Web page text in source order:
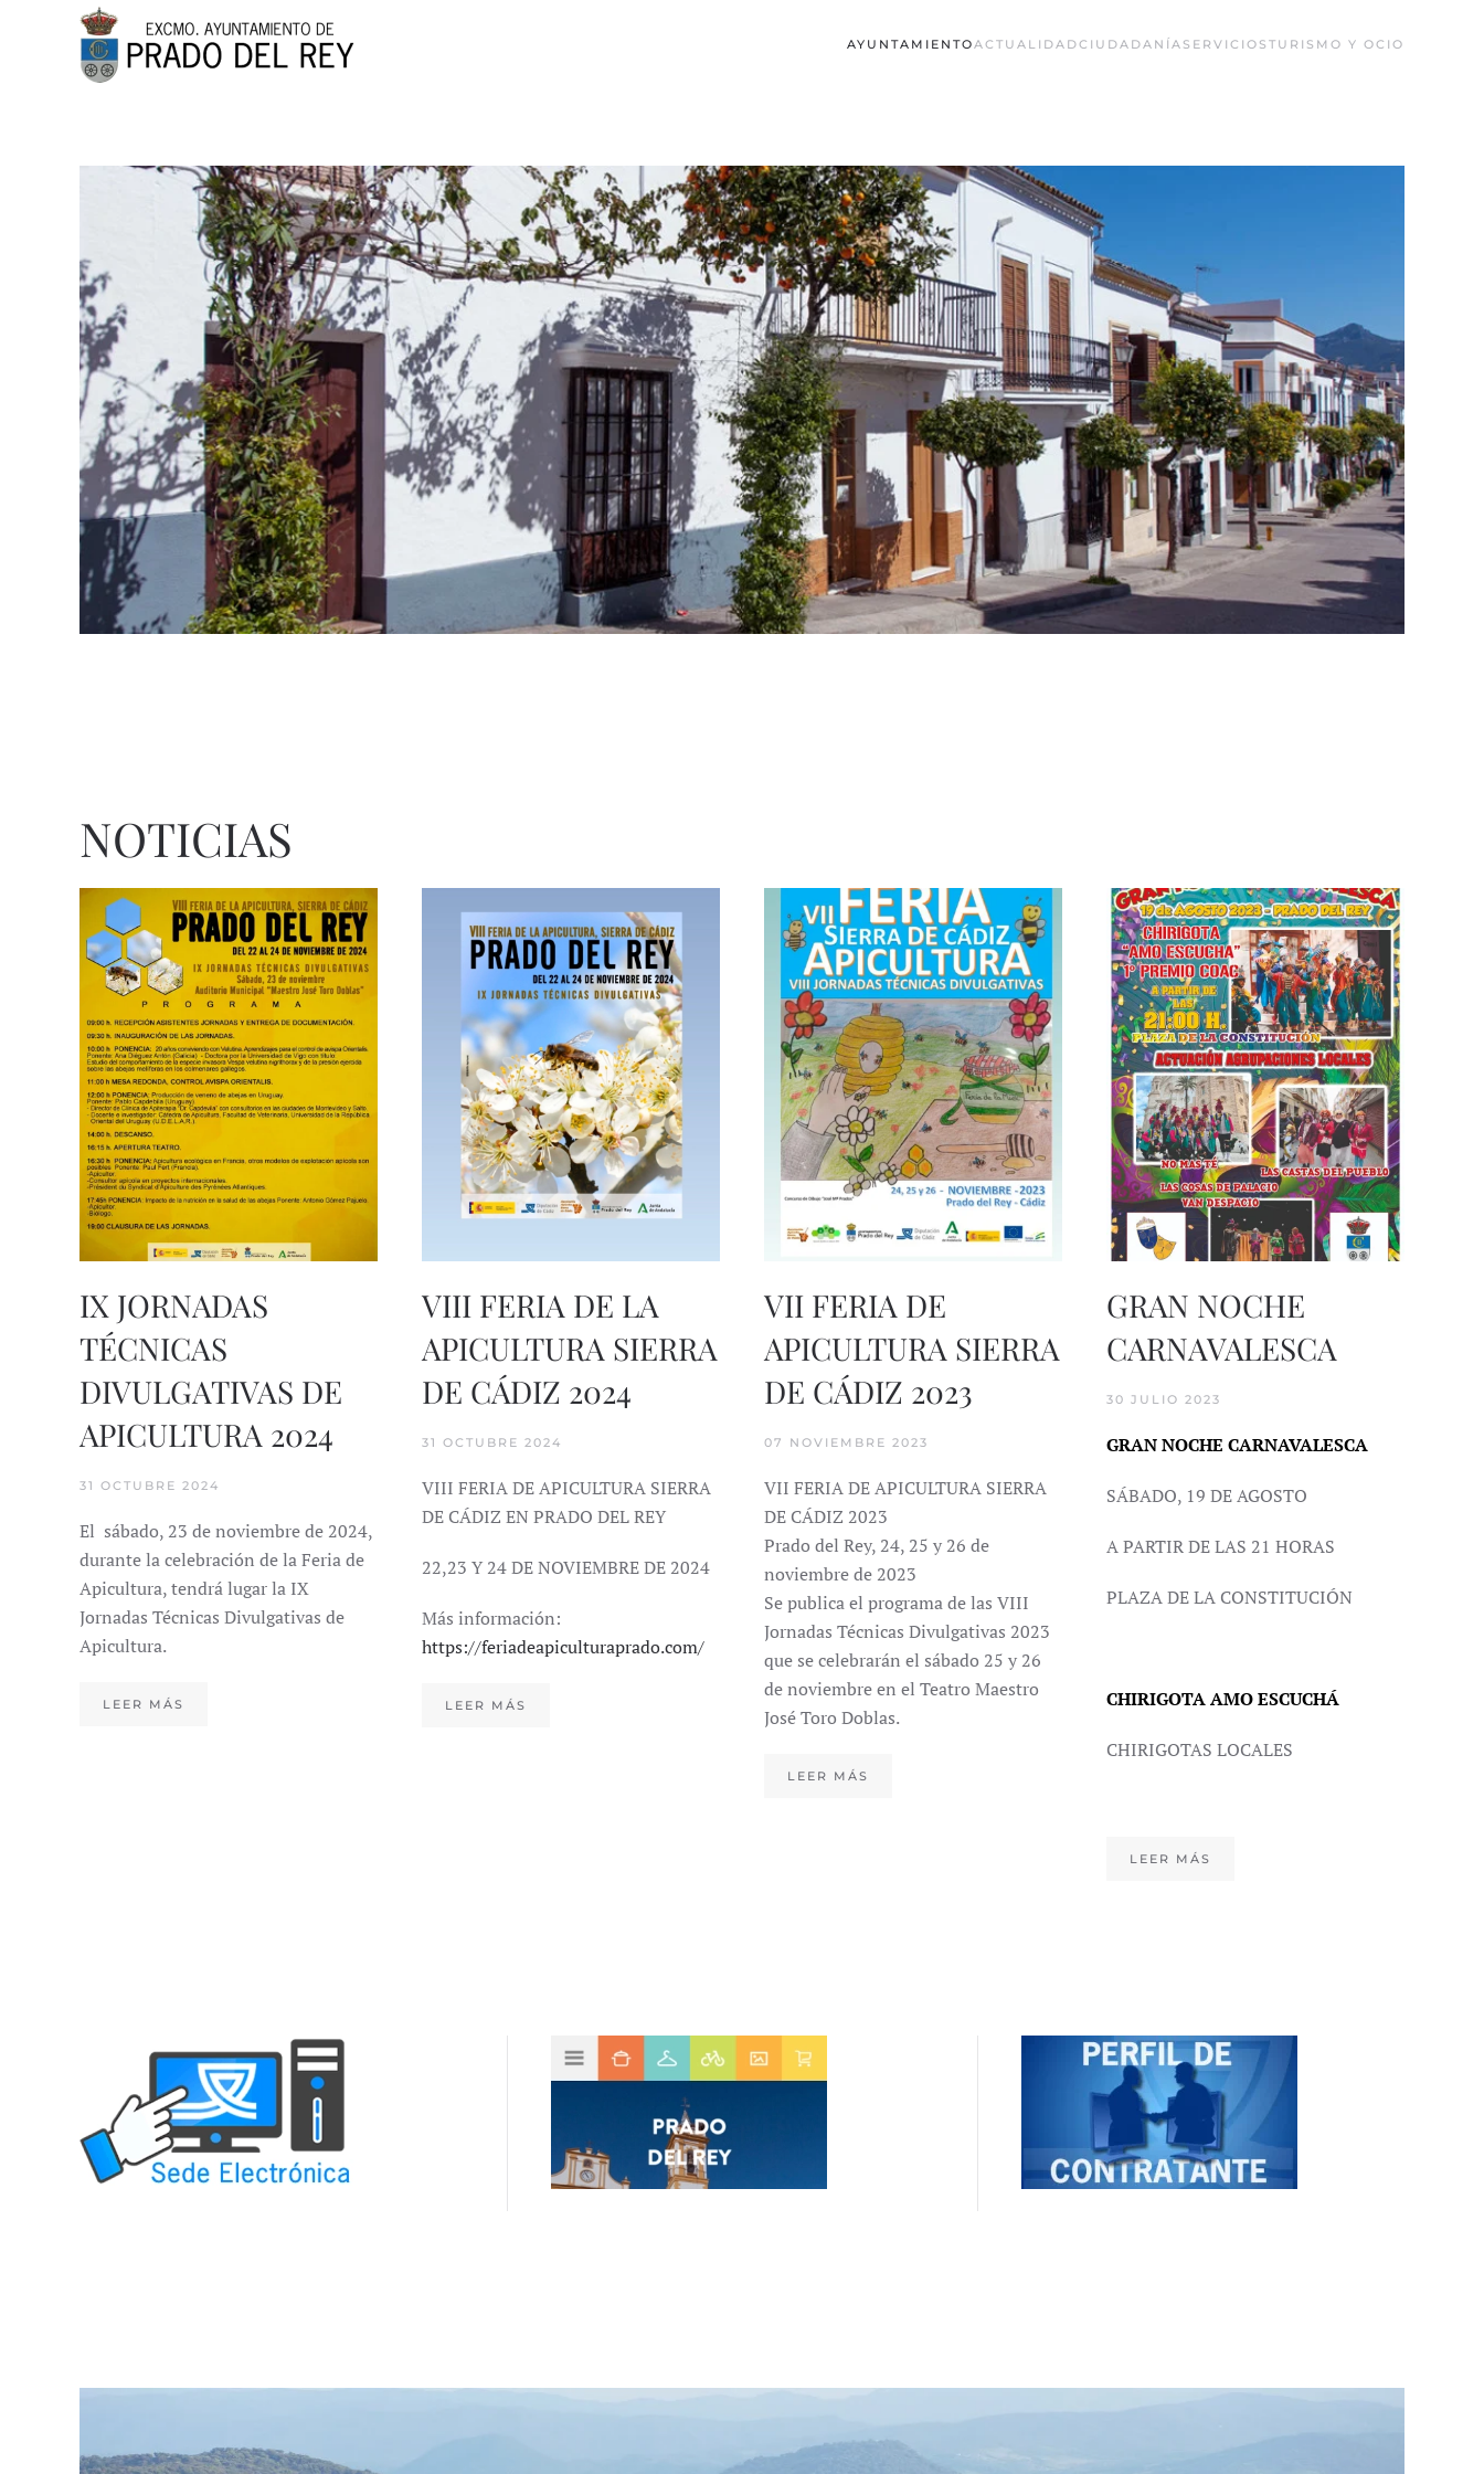
Skip to main content AYUNTAMIENTOACTUALIDADCIUDADANÍA SERVICIOS TURISMO Y OCIO
NOTICIAS
IX JORNADAS
TÉCNICAS
DIVULGATIVAS DE
APICULTURA 2024
31 OCTUBRE 2024
El sábado, 23 de noviembre de 2024,
durante la celebración de la Feria de
Apicultura, tendrá lugar la IX
Jornadas Técnicas Divulgativas de
Apicultura.
LEER MÁS
VIII FERIA DE LA
APICULTURA SIERRA
DE CÁDIZ 2024
31 OCTUBRE 2024
VIII FERIA DE APICULTURA SIERRA
DE CÁDIZ EN PRADO DEL REY
22,23 Y 24 DE NOVIEMBRE DE 2024
Más información:
https://feriadeapiculturaprado.com/
LEER MÁS
VII FERIA DE
APICULTURA SIERRA
DE CÁDIZ 2023
07 NOVIEMBRE 2023
VII FERIA DE APICULTURA SIERRA
DE CÁDIZ 2023
Prado del Rey, 24, 25 y 26 de
noviembre de 2023
Se publica el programa de las VIII
Jornadas Técnicas Divulgativas 2023
que se celebrarán el sábado 25 y 26
de noviembre en el Teatro Maestro
José Toro Doblas.
LEER MÁS
GRAN NOCHE
CARNAVALESCA
30 JULIO 2023
GRAN NOCHE CARNAVALESCA
SÁBADO, 19 DE AGOSTO
A PARTIR DE LAS 21 HORAS
PLAZA DE LA CONSTITUCIÓN
CHIRIGOTA AMO ESCUCHÁ
CHIRIGOTAS LOCALES
LEER MÁS